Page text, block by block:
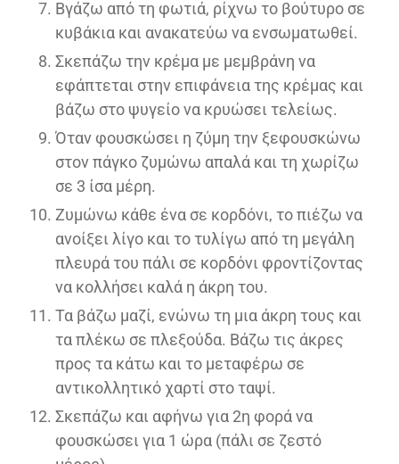
Βγάζω από τη φωτιά, ρίχνω το βούτυρο σε
κυβάκια και ανακατεύω να ενσωματωθεί.
Σκεπάζω την κρέμα με μεμβράνη να
εφάπτεται στην επιφάνεια της κρέμας και
βάζω στο ψυγείο να κρυώσει τελείως.
Όταν φουσκώσει η ζύμη την ξεφουσκώνω
στον πάγκο ζυμώνω απαλά και τη χωρίζω
σε 3 ίσα μέρη.
Ζυμώνω κάθε ένα σε κορδόνι, το πιέζω να
ανοίξει λίγο και το τυλίγω από τη μεγάλη
πλευρά του πάλι σε κορδόνι φροντίζοντας
να κολλήσει καλά η άκρη του.
Τα βάζω μαζί, ενώνω τη μια άκρη τους και
τα πλέκω σε πλεξούδα. Βάζω τις άκρες
προς τα κάτω και το μεταφέρω σε
αντικολλητικό χαρτί στο ταψί.
Σκεπάζω και αφήνω για 2η φορά να
φουσκώσει για 1 ώρα (πάλι σε ζεστό